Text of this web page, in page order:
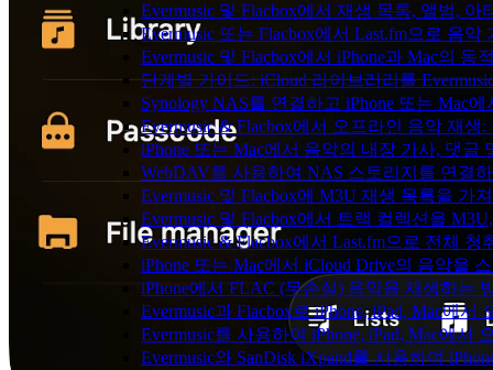
Evermusic 및 Flacbox에서 재생 목록, 앨범,
Evermusic 또는 Flacbox에서 Last.fm으로 음
Evermusic 및 Flacbox에서 iPhone과 Mac의
단계별 가이드: iCloud 라이브러리를
Synology NAS를 연결하고 iPhone 또는 Mac
Evermusic & Flacbox에서 오프라인 음악 재
iPhone 또는 Mac에서 음악의 내장 가사, 댓글
WebDAV를 사용하여 NAS 스토리지를 연결
Evermusic 및 Flacbox에 M3U 재생 목록을 가
Evermusic 및 Flacbox에서 트랙 컬렉션을
Evermusic & Flacbox에서 Last.fm으로 전체 청
iPhone 또는 Mac에서 iCloud Drive의 음악을
iPhone에서 FLAC (무손실) 음악을 재생하는
Evermusic과 Flacbox로 iPhone, iPad, Mac에
Evermusic를 사용하여 iPhone, iPad, Mac에서
Evermusic와 SanDisk iXpand를 사용하여